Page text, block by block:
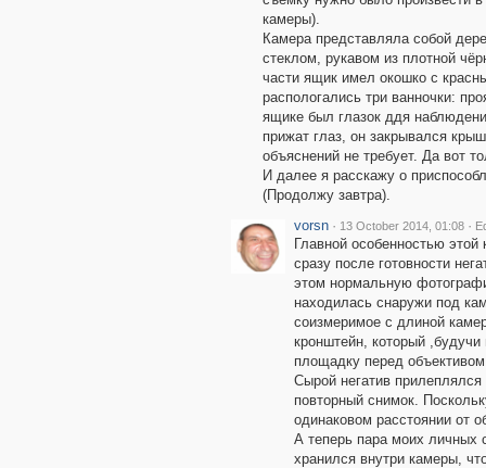
камеры).
Камера представляла собой
стеклом, рукавом из плотной
части ящик имел окошко с
распологались три ванночки:
ящике был глазок ддя
прижат глаз, он закрывался
объяснений не требует. Да вот
И далее я расскажу о
(Продолжу завтра).
vorsn · 13 October 2014, 01:08 ·
Главной особенностью
сразу после готовности
этом нормальную
находилась снаружи под
соизмеримое с длиной
кронштейн, который
площадку перед
Сырой негатив
повторный снимок.
одинаковом расстоянии от
А теперь пара моих личных
хранился внутри камеры,